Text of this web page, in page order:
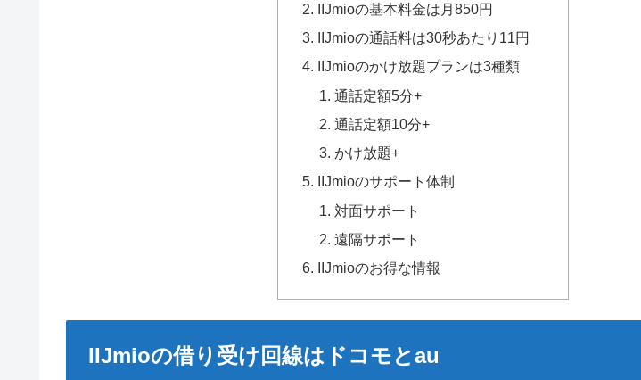
IIJmioの基本料金は月850円
IIJmioの通話料は30秒あたり11円
IIJmioのかけ放題プランは3種類
通話定額5分+
通話定額10分+
かけ放題+
IIJmioのサポート体制
対面サポート
遠隔サポート
IIJmioのお得な情報
IIJmioの借り受け回線はドコモとau